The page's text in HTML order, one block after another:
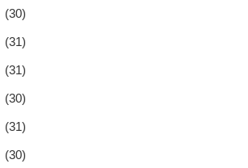
(30)
(31)
(31)
(30)
(31)
(30)